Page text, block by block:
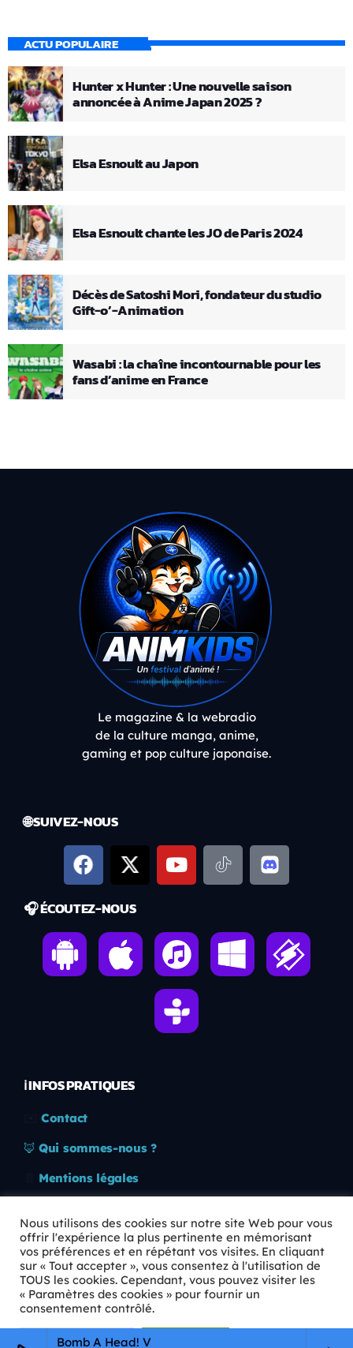
Bomb A Head! V
ACTU POPULAIRE
Hunter x Hunter : Une nouvelle saison
annoncée à Anime Japan 2025 ?
Elsa Esnoult au Japon
Elsa Esnoult chante les JO de Paris 2024
Décès de Satoshi Mori, fondateur du studio
Gift-o’-Animation
Wasabi : la chaîne incontournable pour les
fans d’anime en France
Le magazine & la webradio
de la culture manga, anime,
gaming et pop culture japonaise.
🌐 SUIVEZ-NOUS
🎧 ÉCOUTEZ-NOUS
ℹ️ INFOS PRATIQUES
Contact
🦊 Qui sommes-nous ?
Mentions légales
🛡️ RGPD
Copyright © 2026 Animkids. Tous droits réservés.
Nous utilisons des cookies sur notre site Web pour vous
offrir l'expérience la plus pertinente en mémorisant
vos préférences et en répétant vos visites. En cliquant
sur « Tout accepter », vous consentez à l'utilisation de
TOUS les cookies. Cependant, vous pouvez visiter les
« Paramètres des cookies » pour fournir un
consentement contrôlé.
Paramètres Cookie